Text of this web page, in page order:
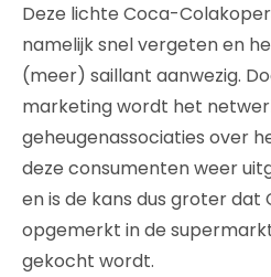
Deze lichte Coca-
namelijk snel vergeten en
(meer) saillant aanwezig.
marketing wordt het
geheugenassociaties over
deze consumenten weer
en is de kans dus groter
opgemerkt in de
gekocht wordt.